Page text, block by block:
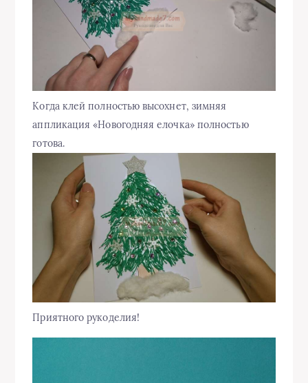
Когда клей полностью высохнет, зимняя
аппликация «Новогодняя елочка» полностью
готова.
Приятного рукоделия!